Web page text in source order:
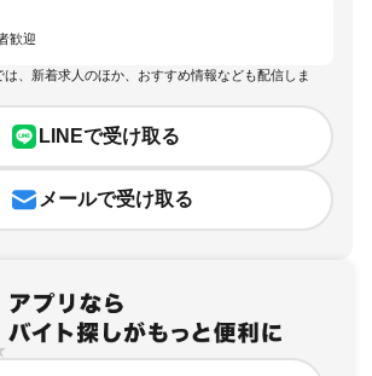
歓迎
は、新着求人のほか、おすすめ情報なども配信しま
LINEで受け取る
メールで受け取る